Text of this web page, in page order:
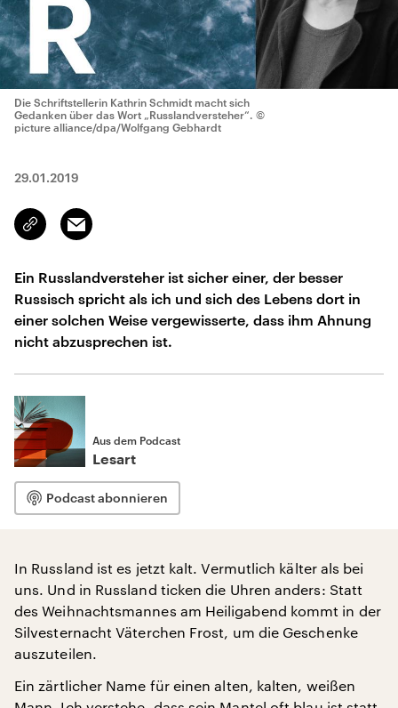
Die Schriftstellerin Kathrin Schmidt macht sich
Gedanken über das Wort „Russlandversteher“. ©
picture alliance/dpa/Wolfgang Gebhardt
29.01.2019
Link
kopieren/teilen
Email
Ein Russlandversteher ist sicher einer, der besser
Russisch spricht als ich und sich des Lebens dort in
einer solchen Weise vergewisserte, dass ihm Ahnung
nicht abzusprechen ist.
Aus dem Podcast
Lesart
Podcast abonnieren
In Russland ist es jetzt kalt. Vermutlich kälter als bei
uns. Und in Russland ticken die Uhren anders: Statt
des Weihnachtsmannes am Heiligabend kommt in der
Silvesternacht Väterchen Frost, um die Geschenke
auszuteilen.
Ein zärtlicher Name für einen alten, kalten, weißen